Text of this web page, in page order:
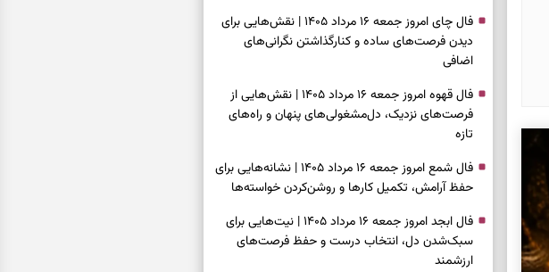
فال چای امروز جمعه ۱۶ مرداد ۱۴۰۵ | نقش‌هایی برای
دیدن فرصت‌های ساده و کنارگذاشتن نگرانی‌های
اضافی
فال قهوه امروز جمعه ۱۶ مرداد ۱۴۰۵ | نقش‌هایی از
فرصت‌های نزدیک، دل‌مشغولی‌های پنهان و راه‌های
تازه
فال شمع امروز جمعه ۱۶ مرداد ۱۴۰۵ | نشانه‌هایی برای
حفظ آرامش، تکمیل کارها و روشن‌کردن خواسته‌ها
فال ابجد امروز جمعه ۱۶ مرداد ۱۴۰۵ | نیت‌هایی برای
سبک‌شدن دل، انتخاب درست و حفظ فرصت‌های
ارزشمند